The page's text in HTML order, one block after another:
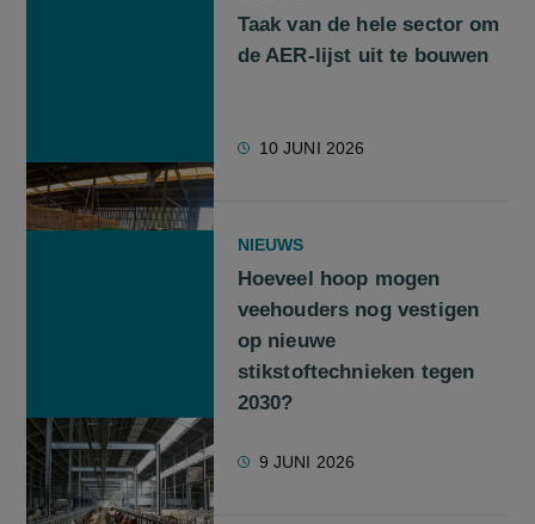
Taak van de hele sector om
de AER-lijst uit te bouwen
10 JUNI 2026
NIEUWS
Hoeveel hoop mogen
veehouders nog vestigen
op nieuwe
stikstoftechnieken tegen
2030?
9 JUNI 2026